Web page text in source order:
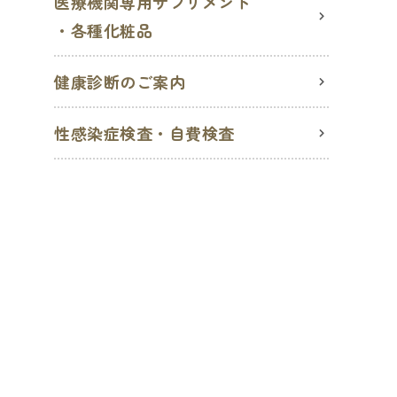
・各種化粧品
健康診断のご案内
性感染症検査・自費検査